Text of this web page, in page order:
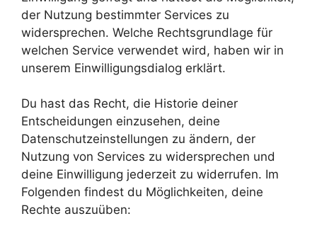
der Nutzung bestimmter Services zu
widersprechen. Welche Rechtsgrundlage für
welchen Service verwendet wird, haben wir in
unserem Einwilligungsdialog erklärt.
Du hast das Recht, die Historie deiner
Entscheidungen einzusehen, deine
Datenschutzeinstellungen zu ändern, der
Nutzung von Services zu widersprechen und
deine Einwilligung jederzeit zu widerrufen. Im
Folgenden findest du Möglichkeiten, deine
Rechte auszuüben: